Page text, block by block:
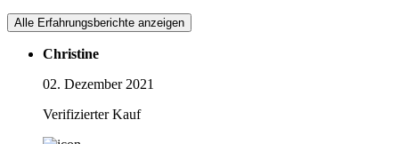
Alle Erfahrungsberichte anzeigen
Christine
02. Dezember 2021
Verifizierter Kauf